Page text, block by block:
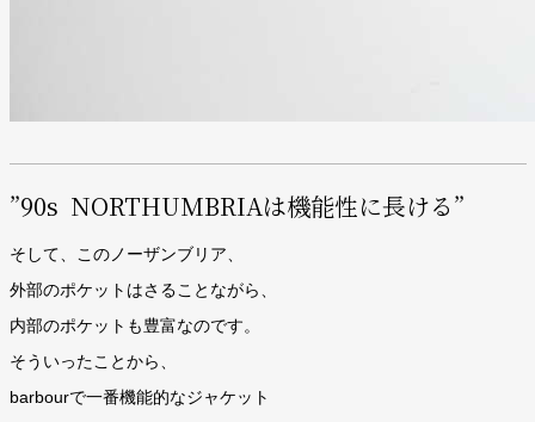
”90s NORTHUMBRIAは機能性に長ける”
そして、このノーザンブリア、
外部のポケットはさることながら、
内部のポケットも豊富なのです。
そういったことから、
barbourで一番機能的なジャケット